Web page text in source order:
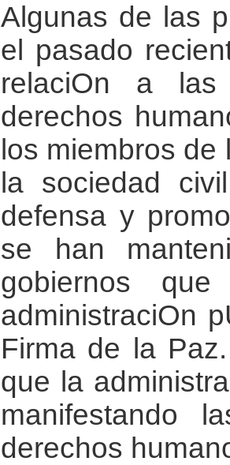
Algunas de las
el pasado
relaciOn a
derechos
los miembros
la sociedad
defensa y
se han
gobiernos
administraciOn
Firma de la
que la
manifestando
derechos